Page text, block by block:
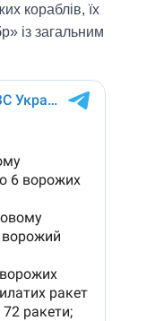
кораблів, їх
із загальним